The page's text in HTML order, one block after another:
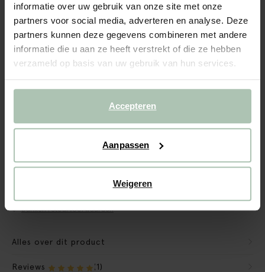
informatie over uw gebruik van onze site met onze
partners voor social media, adverteren en analyse. Deze
partners kunnen deze gegevens combineren met andere
informatie die u aan ze heeft verstrekt of die ze hebben
verzameld op basis van uw gebruik van hun services.
Accepteren
Aanpassen
Weigeren
1 Model:3-zits (1x) + opties
VOEG TOE AAN WINKELMAND1799.00€
Verpakkingsmateriaal nemen we mee
Banken retourvoorwaarden
Alles over dit product
Reviews (1)